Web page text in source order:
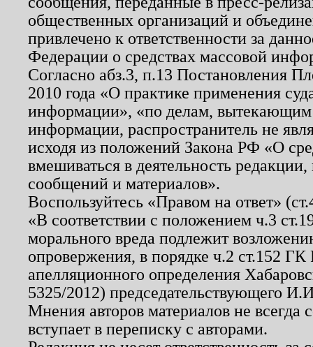
общественных организаций и
привлечено к ответственности за
Федерации о средствах массовой
Согласно абз.3, п.13 Постановления
2010 года «О практике применения
информации», «по делам, вытекающим
информации, распространитель не
исходя из положений Закона РФ «О
вмешиваться в деятельность
сообщений и материалов».
Воспользуйтесь «Правом на ответ»
«В соответствии с положением ч.3
морального вреда подлежит
опровержения, в порядке ч.2 ст.152
апелляционного определения
5325/2012) председательствующего
Мнения авторов материалов не
вступает в переписку с авторами.